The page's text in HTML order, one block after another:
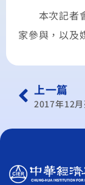
本次記者會
家參與，以及
上一篇